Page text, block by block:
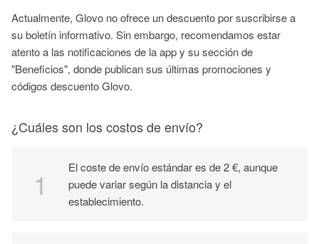
Actualmente, Glovo no ofrece un descuento por suscribirse a
su boletín informativo. Sin embargo, recomendamos estar
atento a las notificaciones de la app y su sección de
"Beneficios", donde publican sus últimas promociones y
códigos descuento Glovo.
¿Cuáles son los costos de envío?
El coste de envío estándar es de 2 €, aunque
puede variar según la distancia y el
establecimiento.